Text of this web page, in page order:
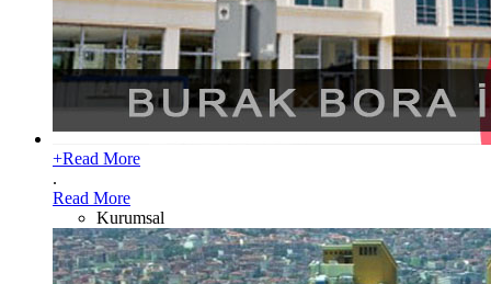
+Read More
.
Read More
Kurumsal